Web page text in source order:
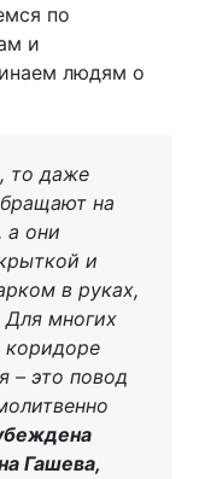
по
и
людям о
то даже
на
а они
и
в руках,
многих
коридоре
– это повод
Гашева,